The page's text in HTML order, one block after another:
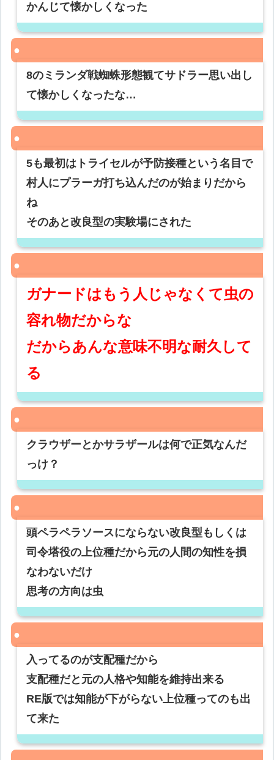
かんじて懐かしくなった
8のミランダ戦蜘蛛形態観てサドラー思い出し
て懐かしくなったな…
5も最初はトライセルが予防接種という名目で
村人にプラーガ打ち込んだのが始まりだから
ね
そのあと改良型の実験場にされた
ガナードはもう人じゃなくて虫の
容れ物だからな
だからあんな意味不明な耐久して
る
クラウザーとかサラザールは何で正気なんだ
っけ？
頭ペラペラソースにならない改良型もしくは
司令塔役の上位種だから元の人間の知性を損
なわないだけ
思考の方向は虫
入ってるのが支配種だから
支配種だと元の人格や知能を維持出来る
RE版では知能が下がらない上位種ってのも出
て来た